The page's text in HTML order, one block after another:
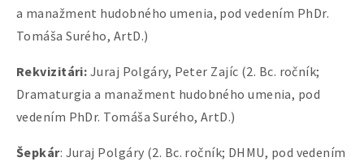
a manažment hudobného umenia, pod vedením PhDr.
Tomáša Surého, ArtD.)
Rekvizitári: Juraj Polgáry, Peter Zajíc (2. Bc. ročník;
Dramaturgia a manažment hudobného umenia, pod
vedením PhDr. Tomáša Surého, ArtD.)
Šepkár: Juraj Polgáry (2. Bc. ročník; DHMU, pod vedením